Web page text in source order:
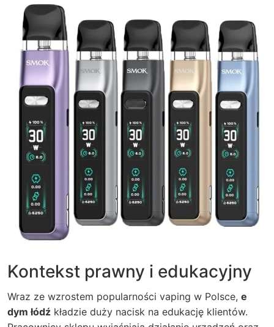
Kontekst prawny i edukacyjny
Wraz ze wzrostem popularności vaping w Polsce, e
dym łódź kładzie duży nacisk na edukację klientów.